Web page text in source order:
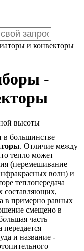
и конвекторы
-
большинстве
. Отличие между
тепло может
(перемешивание
волн) и
теплопередача
составляющих,
в примерно равных
смещено в
ольшая часть
передается
и название -